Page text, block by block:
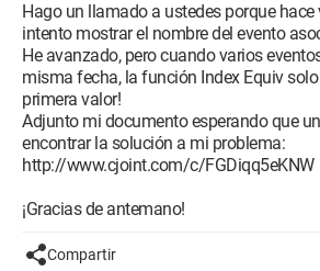
Hago un llamado a ustedes porque hace
intento mostrar el nombre del evento
He avanzado, pero cuando varios
misma fecha, la función Index Equiv
primera valor!
Adjunto mi documento esperando que
encontrar la solución a mi problema:
http://www.cjoint.com/c/FGDiqq5eKNW
¡Gracias de antemano!
Compartir